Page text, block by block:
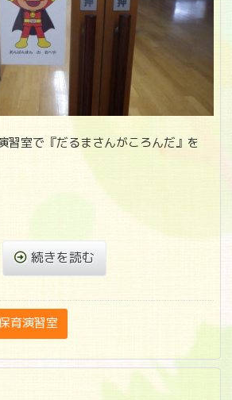
習室で『だるまさんがころんだ』を
続きを読む
育演習室